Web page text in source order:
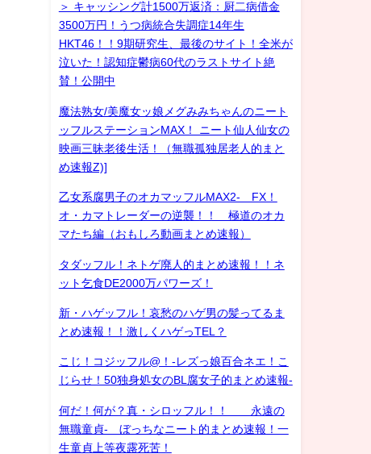
＞ キャッシング計1500万返済：厨二病借金
3500万円！うつ病統合失調症14年生
HKT46！！9期研究生、最後のサイト！全米が
泣いた！認知症鬱病60代のラストサイト絶
賛！公開中
魔法熟女/美魔女ッ娘メグみみちゃんのニート
ッフルステーションMAX！ ニート仙人仙女の
映画三昧老後生活！（無職孤独居老人的まと
め速報Z)]
乙女系腐男子のオカマッフルMAX2- FX！
オ・カマトレーダーの逆襲！！ 極道のオカ
マたち編（おもしろ動画まとめ速報）
タダッフル！ネトゲ廃人的まとめ速報！！ネ
ット乞食DE2000万パワーズ！
新・ハゲッフル！哀愁のハゲ男の髪ってるま
とめ速報！！激しくハゲっTEL？
こじ！コジッフル@！-レズっ娘百合ネエ！こ
じらせ！50独身処女のBL腐女子的まとめ速報-
何だ！何が？真・シロッフル！！ 永遠の
無職童貞- ぼっちなニート的まとめ速報！一
生童貞上等夜露死苦！